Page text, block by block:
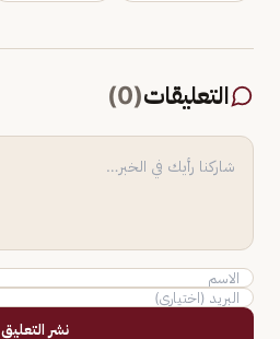
التعليقات(
0
)
نشر التعليق